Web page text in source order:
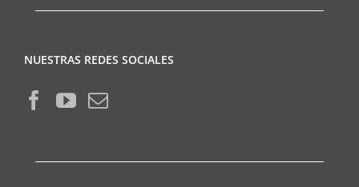
NUESTRAS REDES SOCIALES